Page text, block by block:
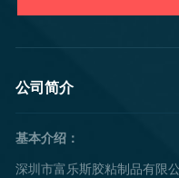
公司简介
基本介绍：
深圳市富乐斯胶粘制品有限